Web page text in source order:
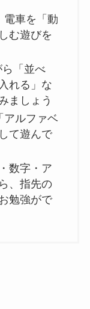
電車を「動
む遊びを
「並べ
れる」な
ましょう
アルファベ
て遊んで
数字・ア
、指先の
勉強がで